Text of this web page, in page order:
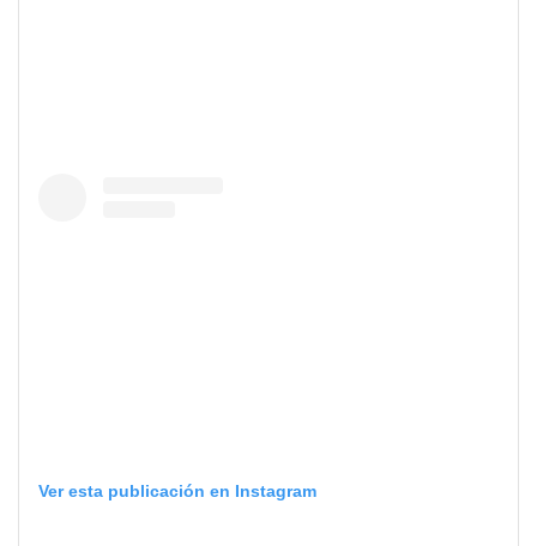
Ver esta publicación en Instagram